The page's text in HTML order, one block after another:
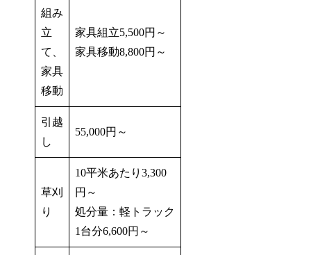
組み
立
て、
家具
移動
家具組立5,500円～
家具移動8,800円～
引越
し
55,000円～
草刈
り
10平米あたり3,300
円～
処分量：軽トラック
1台分6,600円～